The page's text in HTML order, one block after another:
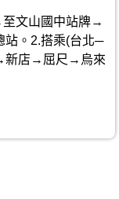
文山國中站牌→
。2.搭乘(台北─
新店→屈尺→烏來